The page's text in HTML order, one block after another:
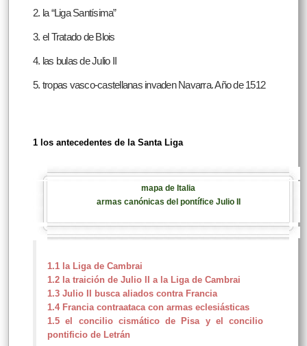
2. la “Liga Santísima”
3. el Tratado de Blois
4. las bulas de Julio II
5. tropas vasco-castellanas invaden Navarra. Año de 1512
1 los antecedentes de la Santa Liga
mapa de Italia
armas canónicas del pontífice Julio II
1.1 la Liga de Cambrai
1.2 la traición de Julio II a la Liga de Cambrai
1.3 Julio II busca aliados contra Francia
1.4 Francia contraataca con armas eclesiásticas
1.5 el concilio cismático de Pisa y el concilio
pontificio de Letrán